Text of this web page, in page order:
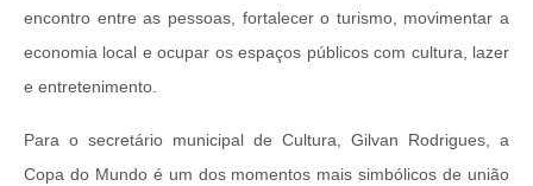
encontro entre as pessoas, fortalecer o turismo, movimentar a
economia local e ocupar os espaços públicos com cultura, lazer
e entretenimento.
Para o secretário municipal de Cultura, Gilvan Rodrigues, a
Copa do Mundo é um dos momentos mais simbólicos de união